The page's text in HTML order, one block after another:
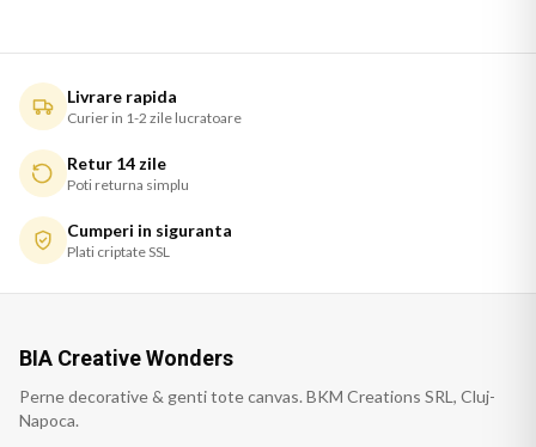
Livrare rapida
Curier in 1-2 zile lucratoare
Retur 14 zile
Poti returna simplu
Cumperi in siguranta
Plati criptate SSL
BIA Creative Wonders
Perne decorative & genti tote canvas. BKM Creations SRL, Cluj-
Napoca.